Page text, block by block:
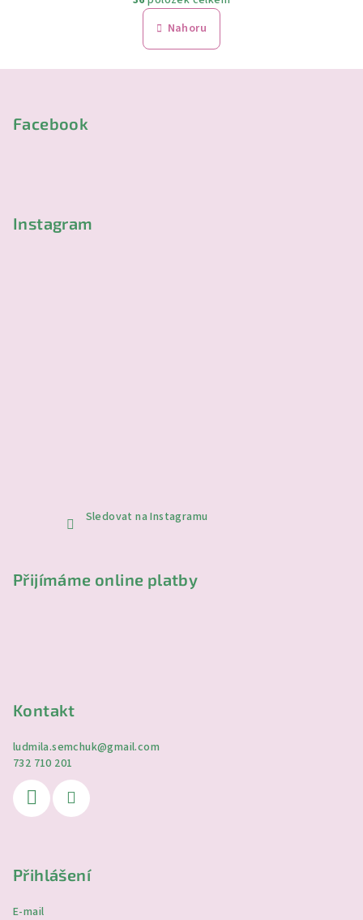
v
l
á
á
n
k
o
v
Nahoru
Facebook
Instagram
Sledovat na Instagramu
Přijímáme online platby
Kontakt
ludmila.semchuk@gmail.com
732 710 201
Přihlášení
E-mail